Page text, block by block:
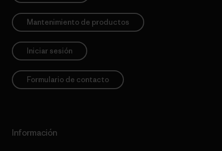
Mantenimiento de productos
Iniciar sesión
Formulario de contacto
Información